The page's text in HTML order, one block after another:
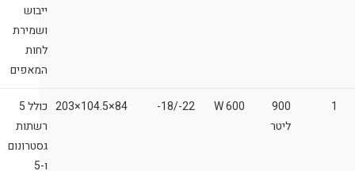
ייבוש
ושמירת
לחות
המאפים
1
900
ליטר
600 W
22-/18-
84×104.5×203
כולל 5
רשתות
גסטרונום
ו-5